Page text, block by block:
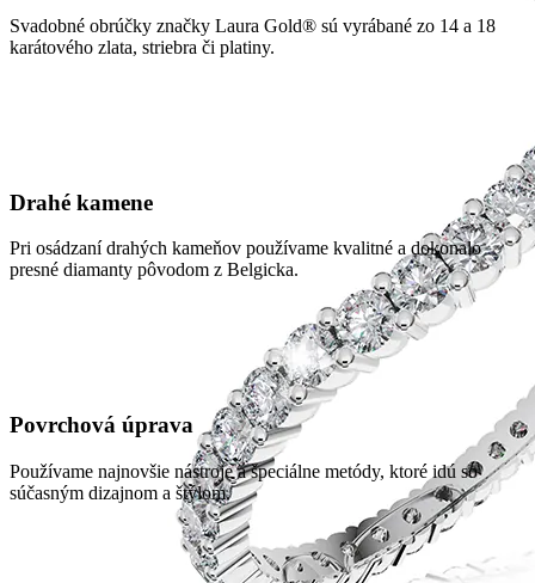
Svadobné obrúčky značky Laura Gold® sú vyrábané zo 14 a 18
karátového zlata, striebra či platiny.
Drahé kamene
Pri osádzaní drahých kameňov používame kvalitné a dokonalo
presné diamanty pôvodom z Belgicka.
Povrchová úprava
Používame najnovšie nástroje a špeciálne metódy, ktoré idú so
súčasným dizajnom a štýlom.